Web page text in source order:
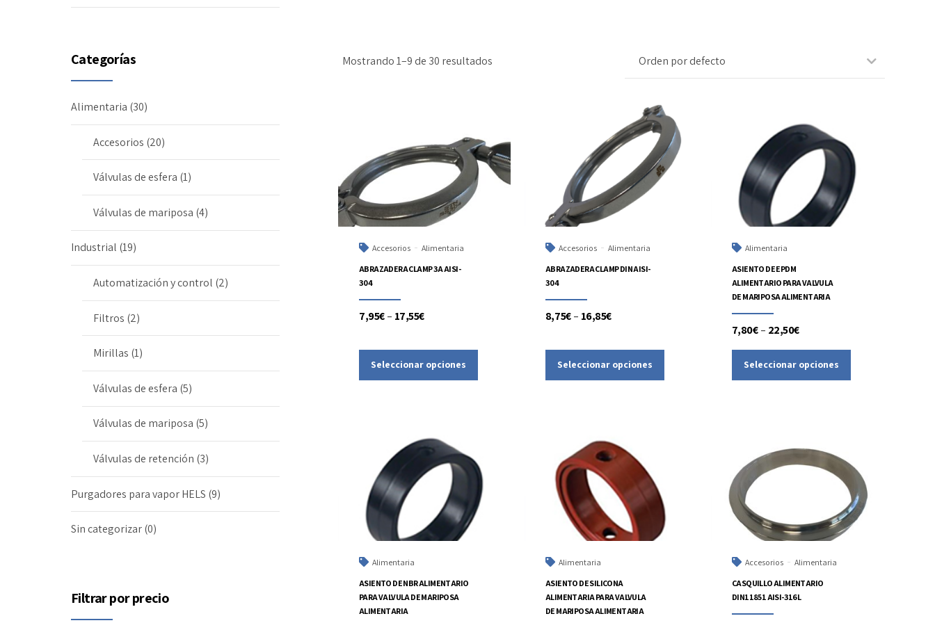
Mostrando 1–9 de 30 resultados Orden por defecto
Accesorios Alimentaria
ABRAZADERA CLAMP 3A AISI-
304
7,95€– 17,55€
Seleccionar opciones
Accesorios Alimentaria
ABRAZADERA CLAMP DIN AISI-
304
8,75€– 16,85€
Seleccionar opciones
Alimentaria
ASIENTO DE EPDM
ALIMENTARIO PARA VALVULA
DE MARIPOSA ALIMENTARIA
7,80€– 22,50€
Seleccionar opciones
Alimentaria
ASIENTO DE NBR ALIMENTARIO
PARA VALVULA DE MARIPOSA
ALIMENTARIA
Alimentaria
ASIENTO DE SILICONA
ALIMENTARIA PARA VALVULA
DE MARIPOSA ALIMENTARIA
Accesorios Alimentaria
CASQUILLO ALIMENTARIO
DIN11851 AISI-316L
Categorías
Alimentaria (30)
Accesorios (20)
Válvulas de esfera (1)
Válvulas de mariposa (4)
Industrial (19)
Automatización y control (2)
Filtros (2)
Mirillas (1)
Válvulas de esfera (5)
Válvulas de mariposa (5)
Válvulas de retención (3)
Purgadores para vapor HELS (9)
Sin categorizar(0)
Filtrar por precio